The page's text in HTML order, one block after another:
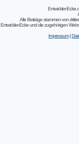
Entwickler-
Alle Beiträge stammen von
Entwickler-Ecke und die zugehörigen
Impressum|